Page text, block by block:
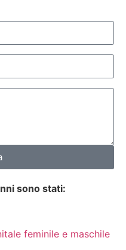
sono stati:
feminile e maschile